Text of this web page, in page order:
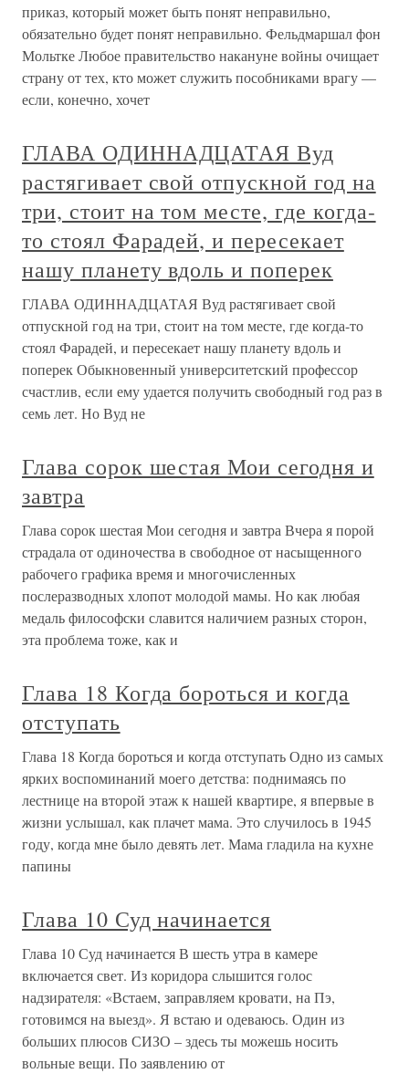
приказ, который может быть понят неправильно,
обязательно будет понят неправильно. Фельдмаршал фон
Мольтке Любое правительство накануне войны очищает
страну от тех, кто может служить пособниками врагу —
если, конечно, хочет
ГЛАВА ОДИННАДЦАТАЯ Вуд
растягивает свой отпускной год на
три, стоит на том месте, где когда-
то стоял Фарадей, и пересекает
нашу планету вдоль и поперек
ГЛАВА ОДИННАДЦАТАЯ Вуд растягивает свой
отпускной год на три, стоит на том месте, где когда-то
стоял Фарадей, и пересекает нашу планету вдоль и
поперек Обыкновенный университетский профессор
счастлив, если ему удается получить свободный год раз в
семь лет. Но Вуд не
Глава сорок шестая Мои сегодня и
завтра
Глава сорок шестая Мои сегодня и завтра Вчера я порой
страдала от одиночества в свободное от насыщенного
рабочего графика время и многочисленных
послеразводных хлопот молодой мамы. Но как любая
медаль философски славится наличием разных сторон,
эта проблема тоже, как и
Глава 18 Когда бороться и когда
отступать
Глава 18 Когда бороться и когда отступать Одно из самых
ярких воспоминаний моего детства: поднимаясь по
лестнице на второй этаж к нашей квартире, я впервые в
жизни услышал, как плачет мама. Это случилось в 1945
году, когда мне было девять лет. Мама гладила на кухне
папины
Глава 10 Суд начинается
Глава 10 Суд начинается В шесть утра в камере
включается свет. Из коридора слышится голос
надзирателя: «Встаем, заправляем кровати, на Пэ,
готовимся на выезд». Я встаю и одеваюсь. Один из
больших плюсов СИЗО – здесь ты можешь носить
вольные вещи. По заявлению от